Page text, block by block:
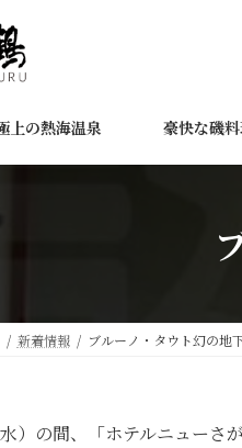
上の熱海温泉 豪快な磯
新着情報 ブルーノ・タウト幻の地
）の間、「ホテルニューさ